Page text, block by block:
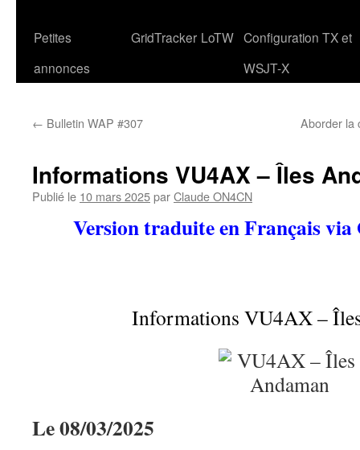
Petites
annonces
GridTracker LoTW Configuration TX et
WSJT-X
← Bulletin WAP #307 Aborder la
Informations VU4AX – Îles
Publié le 10 mars 2025parClaude ON4CN
Version traduite en Français via
Informations VU4AX –
Le 08/03/2025